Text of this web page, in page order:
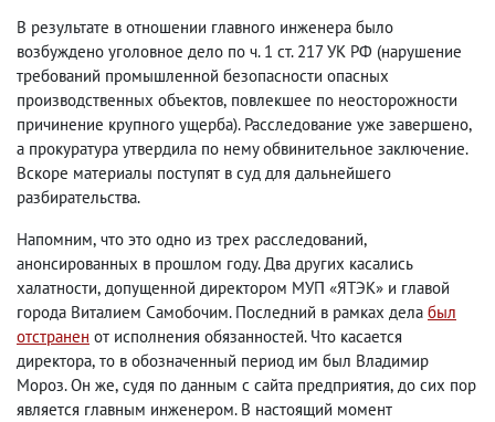
В результате в отношении главного инженера было
возбуждено уголовное дело по ч. 1 ст. 217 УК РФ (нарушение
требований промышленной безопасности опасных
производственных объектов, повлекшее по неосторожности
причинение крупного ущерба). Расследование уже завершено,
а прокуратура утвердила по нему обвинительное заключение.
Вскоре материалы поступят в суд для дальнейшего
разбирательства.
Напомним, что это одно из трех расследований,
анонсированных в прошлом году. Два других касались
халатности, допущенной директором МУП «ЯТЭК» и главой
города Виталием Самобочим. Последний в рамках дела был
отстранен от исполнения обязанностей. Что касается
директора, то в обозначенный период им был Владимир
Мороз. Он же, судя по данным с сайта предприятия, до сих пор
является главным инженером. В настоящий момент